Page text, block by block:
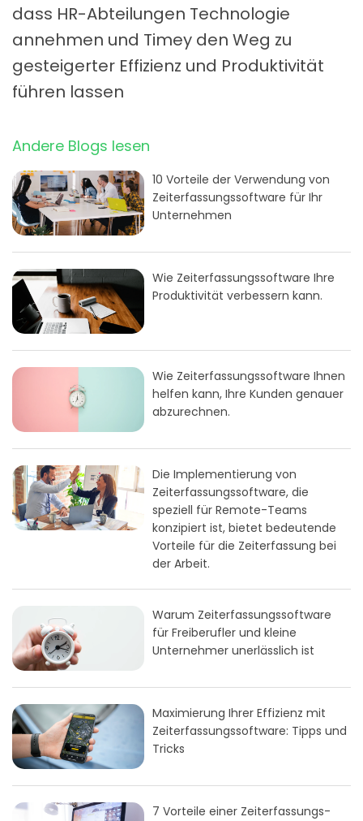
dass HR-Abteilungen Technologie
annehmen und Timey den Weg zu
gesteigerter Effizienz und Produktivität
führen lassen
Andere Blogs lesen
10 Vorteile der Verwendung von
Zeiterfassungssoftware für Ihr
Unternehmen
Wie Zeiterfassungssoftware Ihre
Produktivität verbessern kann.
Wie Zeiterfassungssoftware Ihnen
helfen kann, Ihre Kunden genauer
abzurechnen.
Die Implementierung von
Zeiterfassungssoftware, die
speziell für Remote-Teams
konzipiert ist, bietet bedeutende
Vorteile für die Zeiterfassung bei
der Arbeit.
Warum Zeiterfassungssoftware
für Freiberufler und kleine
Unternehmer unerlässlich ist
Maximierung Ihrer Effizienz mit
Zeiterfassungssoftware: Tipps und
Tricks
7 Vorteile einer Zeiterfassungs-